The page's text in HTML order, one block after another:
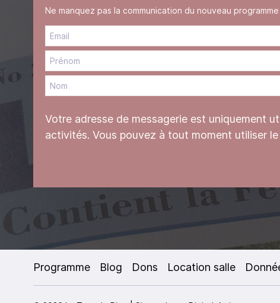
Ne manquez pas la communication du nouveau
Votre adresse de messagerie est uniquement
activités. Vous pouvez à tout moment utiliser
Programme Blog Dons Location salle